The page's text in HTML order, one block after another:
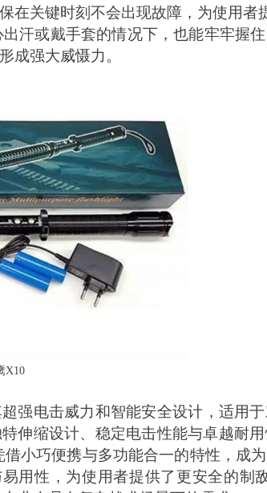
关键时刻不会出现故障，为使用者
汗或戴手套的情况下，也能牢牢握
成强大威慑力。
X10
强电击威力和智能安全设计，适用
伸缩设计、稳定电击性能与卓越耐
小巧便携与多功能合一的特性，成
用性，为使用者提供了更安全的制